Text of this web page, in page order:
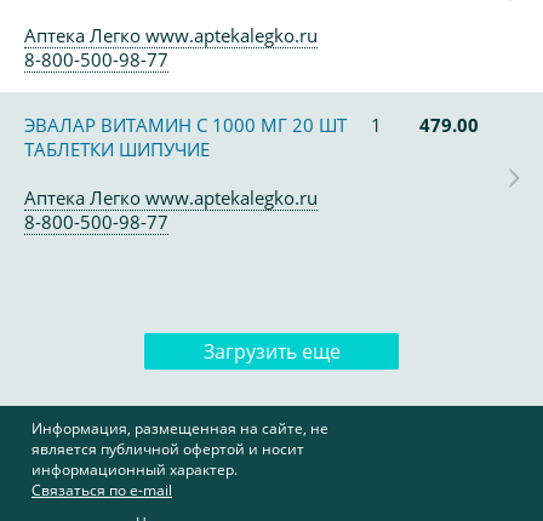
Аптека Легко www.aptekalegko.ru
8-800-500-98-77
ЭВАЛАР ВИТАМИН С 1000 МГ 20 ШТ
ТАБЛЕТКИ ШИПУЧИЕ
1 479.00
Аптека Легко www.aptekalegko.ru
8-800-500-98-77
Загрузить еще
Информация, размещенная на сайте, не
является публичной офертой и носит
информационный характер.
Связаться по e-mail